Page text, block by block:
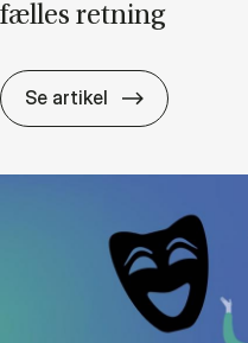
fæl­les ret­ning
Se artikel AI på